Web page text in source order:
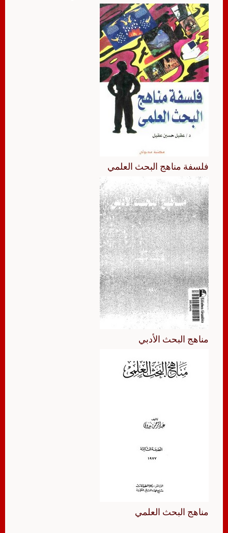
فلسفة مناهج البحث العلمي
مناهج البحث الأدبي
مناهج البحث العلمي